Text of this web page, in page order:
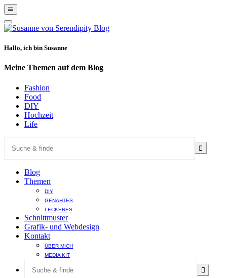
Show
Offscreen
Content
Hide
Offscreen
Hallo, ich bin Susanne
Meine Themen auf dem Blog
Fashion
Food
DIY
Hochzeit
Life
Blog
Themen
DIY
GENÄHTES
LECKERES
Schnittmuster
Grafik- und Webdesign
Kontakt
ÜBER MICH
MEDIA KIT